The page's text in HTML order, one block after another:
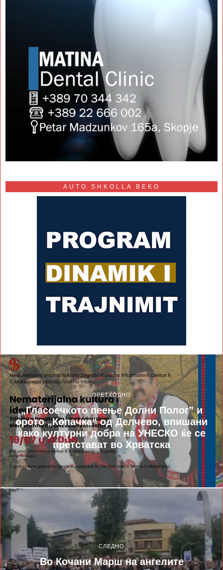
AUTO SHKOLLA BEKO
ПРЕТХОДНО
„Гласоечкото пеење Долни Полог” и
орото „Копачка“ од Делчево, впишани
како културни добра на УНЕСКО ќе се
претстават во Хрватска
СЛЕДНО
Во Кочани Марш на ангелите